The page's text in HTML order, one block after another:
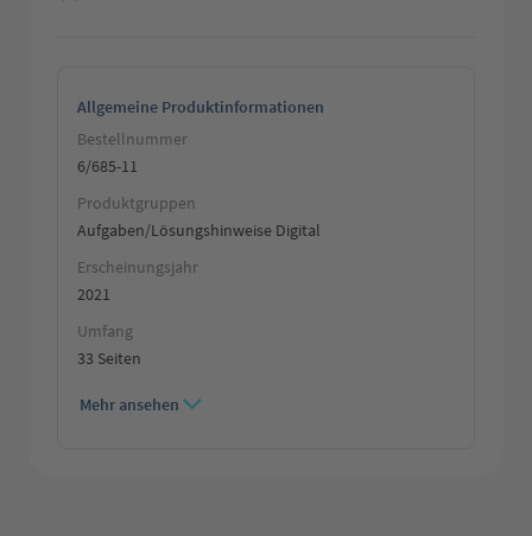
Allgemeine Produktinformationen
Bestellnummer
6/685-11
Produktgruppen
Aufgaben/Lösungshinweise Digital
Erscheinungsjahr
2021
Umfang
33 Seiten
Mehr ansehen